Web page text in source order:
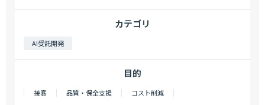
カテゴリ
AI受託開発
目的
接客 品質・保全支援 コスト削減